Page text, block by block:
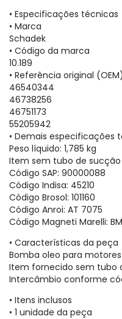
• Especificações técnicas
• Marca
Schadek
• Código da marca
10.189
• Referência original (OEM)
46540344
46738256
46751173
55205942
• Demais especificações
Peso líquido: 1,785 kg
Item sem tubo de sucção
Código SAP: 90000088
Código Indisa: 45210
Código Brosol: 101160
Código Anroi: AT 7075
Código Magneti Marelli:
• Características da peça
Bomba oleo para motores
Item fornecido sem tubo
Intercâmbio conforme
• Itens inclusos
• 1 unidade da peça